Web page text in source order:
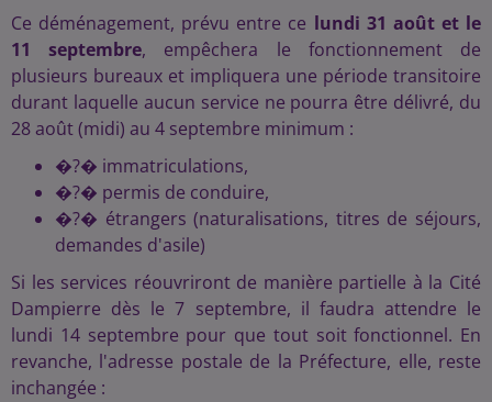
Ce déménagement, prévu entre ce lundi 31 août et le
11 septembre, empêchera le fonctionnement de
plusieurs bureaux et impliquera une période transitoire
durant laquelle aucun service ne pourra être délivré, du
28 août (midi) au 4 septembre minimum :
�?� immatriculations,
�?� permis de conduire,
�?� étrangers (naturalisations, titres de séjours,
demandes d'asile)
Si les services réouvriront de manière partielle à la Cité
Dampierre dès le 7 septembre, il faudra attendre le
lundi 14 septembre pour que tout soit fonctionnel. En
revanche, l'adresse postale de la Préfecture, elle, reste
inchangée :